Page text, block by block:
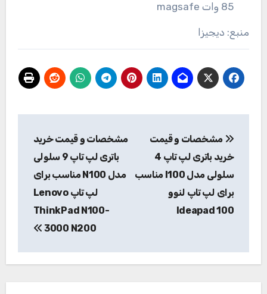
85 وات magsafe
منبع: دیجیزا
نوشته
مشخصات و قیمت
خرید باتری لپ تاپ 4
سلولی مدل I100 مناسب
برای لپ تاپ لنوو
Ideapad 100
مشخصات و قیمت خرید
باتری لپ تاپ 9 سلولی
مدل N100 مناسب برای
لپ تاپ Lenovo
ThinkPad N100-
3000 N200